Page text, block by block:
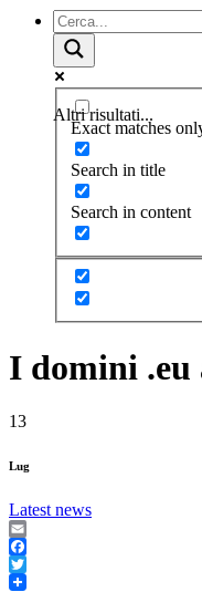
Altri risultati...
Exact matches
Search in title
Search in content
I domini
13
Lug
Latest news
Email
Facebook
Twitter